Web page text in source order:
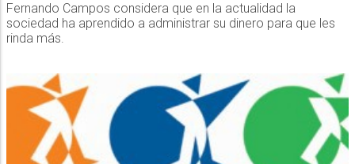
Fernando Campos considera que en la actualidad la
sociedad ha aprendido a administrar su dinero para que les
rinda más.